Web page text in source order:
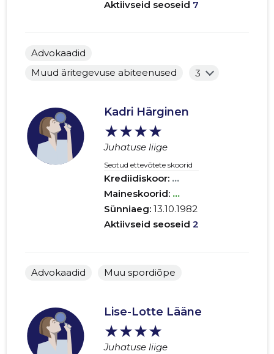
Aktiivseid seoseid 7
Advokaadid
Muud äritegevuse abiteenused
3
Kadri Härginen
★★★★
Juhatuse liige
Seotud ettevõtete skoorid
Krediidiskoor: ...
Maineskoorid: ...
Sünniaeg:13.10.1982
Aktiivseid seoseid 2
Advokaadid Muu spordiõpe
Lise-Lotte Lääne
★★★★
Juhatuse liige